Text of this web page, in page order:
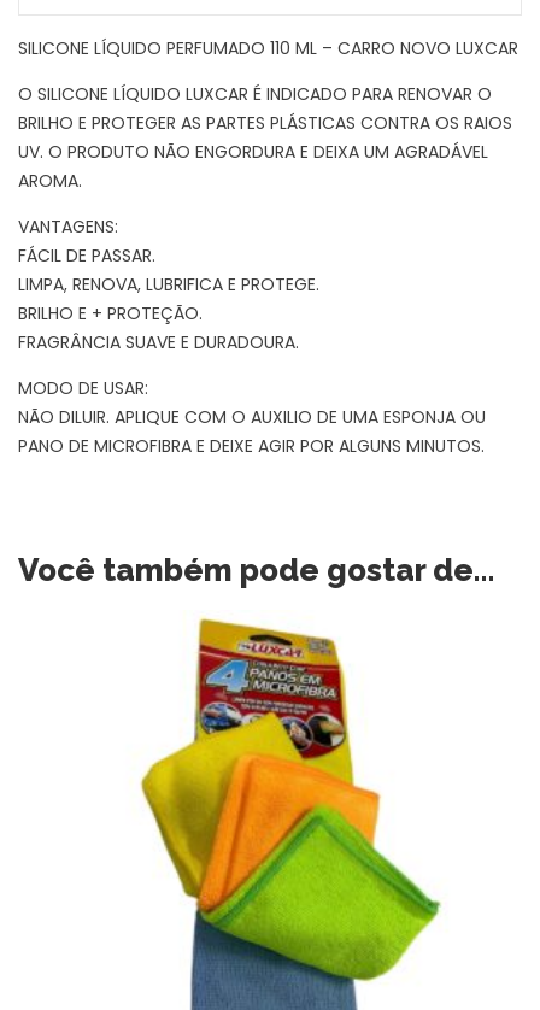
SILICONE LÍQUIDO PERFUMADO 110 ML – CARRO NOVO LUXCAR
O SILICONE LÍQUIDO LUXCAR É INDICADO PARA RENOVAR O
BRILHO E PROTEGER AS PARTES PLÁSTICAS CONTRA OS RAIOS
UV. O PRODUTO NÃO ENGORDURA E DEIXA UM AGRADÁVEL
AROMA.
VANTAGENS:
FÁCIL DE PASSAR.
LIMPA, RENOVA, LUBRIFICA E PROTEGE.
BRILHO E + PROTEÇÃO.
FRAGRÂNCIA SUAVE E DURADOURA.
MODO DE USAR:
NÃO DILUIR. APLIQUE COM O AUXILIO DE UMA ESPONJA OU
PANO DE MICROFIBRA E DEIXE AGIR POR ALGUNS MINUTOS.
Você também pode gostar de…